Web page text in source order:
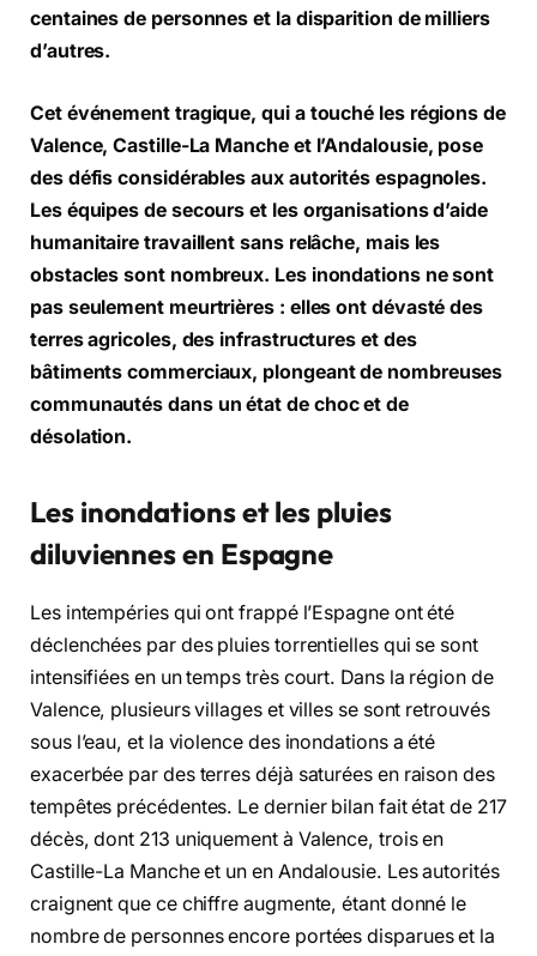
centaines de personnes et la disparition de milliers
d’autres.
Cet événement tragique, qui a touché les régions de
Valence, Castille-La Manche et l’Andalousie, pose
des défis considérables aux autorités espagnoles.
Les équipes de secours et les organisations d’aide
humanitaire travaillent sans relâche, mais les
obstacles sont nombreux. Les inondations ne sont
pas seulement meurtrières : elles ont dévasté des
terres agricoles, des infrastructures et des
bâtiments commerciaux, plongeant de nombreuses
communautés dans un état de choc et de
désolation.
Les inondations et les pluies
diluviennes en Espagne
Les intempéries qui ont frappé l’Espagne ont été
déclenchées par des pluies torrentielles qui se sont
intensifiées en un temps très court. Dans la région de
Valence, plusieurs villages et villes se sont retrouvés
sous l’eau, et la violence des inondations a été
exacerbée par des terres déjà saturées en raison des
tempêtes précédentes. Le dernier bilan fait état de 217
décès, dont 213 uniquement à Valence, trois en
Castille-La Manche et un en Andalousie. Les autorités
craignent que ce chiffre augmente, étant donné le
nombre de personnes encore portées disparues et la